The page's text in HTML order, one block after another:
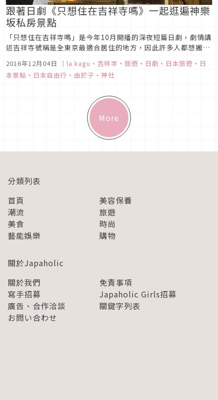
跟著日劇《只想住在吉祥寺嗎》一起逛遍神樂
坂私房景點
「只想住在吉祥寺嗎」是今年10月開播的深夜短篇日劇，劇情講
述吉祥寺號稱是全東京最適合居住的地方，因此許多人都想搬到
著擁有不同背景的客戶，離開吉祥寺找到最適合的房子。在第三
集時房仲帶著客戶來到了神樂坂，這次就一起跟隨劇中人物的腳
2016年12月04日 ｜ la kagu 、 吉祥寺 、 旅遊 、 日劇 、 日本旅遊 、 日
本景點 、 日本自由行 、 由於子 、 神社
More
分類列表
首頁
美容保養
潮流
旅遊
美食
時尚
藝能娛樂
購物
關於Japaholic
關於我們
免責事項
寫手招募
Japaholic Girls招募
廣告、合作洽談
關鍵字列表
お問い合わせ